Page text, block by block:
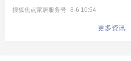
面主导智选品牌旗下智能单品
搜狐焦点家居服务号 8-6 10:54
更多资讯